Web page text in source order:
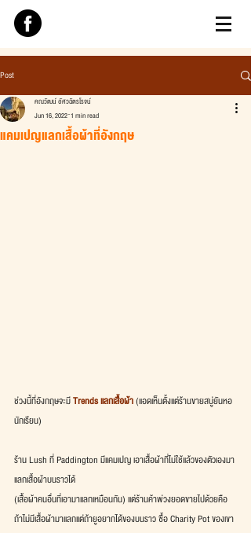
Post
แคมเปญแลกเสื้อผ้าที่อังกฤษ
คณวัฒน์ อัศวฉัตรโรจน์
Jun 16, 2022 1 min read
ช่วงนี้ที่อังกฤษจะมี Trends แลกเสื้อผ้า (แอดเห็นตั้งแต่ร้านขายสบู่ยันหอ
นักเรียน)
ร้าน Lush ที่ Paddington มีแคมเปญ เอาเสื้อผ้าที่ไม่ใช้แล้วของตัวเองมา
แลกเสื้อผ้าบนราวได้
(เสื้อผ้าคนอื่นที่เอามาแลกเหมือนกัน) แต่ร้านค้าพ่วงยอดขายไปด้วยคือ
ถ้าไม่มีเสื้อผ้ามาแลกแต่ถ้ายูอยากได้ของบนราว ซื้อ Charity Pot ของเขา